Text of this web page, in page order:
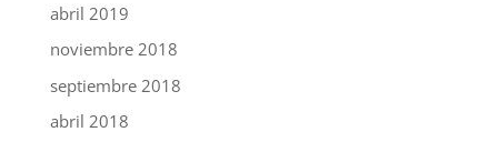
abril 2019
noviembre 2018
septiembre 2018
abril 2018